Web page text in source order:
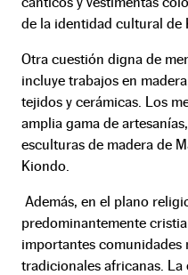
de la identidad cultural de
Otra cuestión digna de
incluye trabajos en
tejidos y cerámicas. Los
amplia gama de
esculturas de madera de
Kiondo.
Además, en el plano
predominantemente
importantes comunidades
tradicionales africanas.